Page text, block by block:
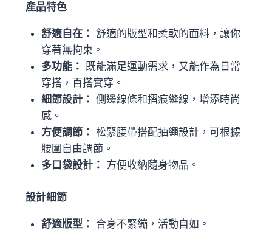
產品特色
舒適自在： 舒適的版型和柔軟的面料，讓你
穿著無拘束。
多功能： 既能滿足運動需求，又能作為日常
穿搭，百搭實穿。
細節設計： 側邊線條和摺痕縫線，增添時尚
感。
方便調節： 松緊腰帶搭配抽繩設計，可根據
腰圍自由調節。
多口袋設計： 方便收納隨身物品。
設計細節
舒適版型： 合身不緊繃，活動自如。